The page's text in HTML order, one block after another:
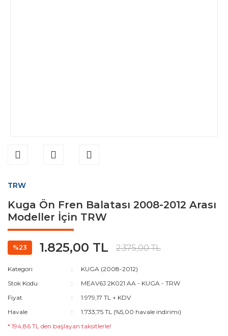
TRW
Kuga Ön Fren Balatası 2008-2012 Arası
Modeller İçin TRW
%23 1.825,00 TL 2.375,00 TL
Kategori
KUGA (2008-2012)
Stok Kodu
MEAV6J 2K021 AA - KUGA - TRW
Fiyat
1.979,17 TL + KDV
Havale
1.733,75 TL (%5,00 havale indirimi)
* 194,86 TL den başlayan taksitlerle!